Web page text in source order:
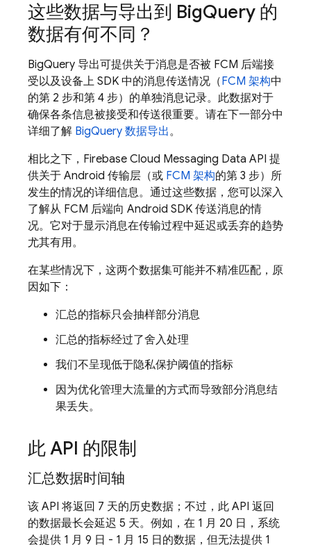
这些数据与导出到 BigQuery 的
数据有何不同？
BigQuery 导出可提供关于消息是否被 FCM 后端接
受以及设备上 SDK 中的消息传送情况（FCM 架构中
的第 2 步和第 4 步）的单独消息记录。此数据对于
确保各条信息被接受和传送很重要。请在下一部分中
详细了解 BigQuery 数据导出。
相比之下，Firebase Cloud Messaging Data API 提
供关于 Android 传输层（或 FCM 架构的第 3 步）所
发生的情况的详细信息。通过这些数据，您可以深入
了解从 FCM 后端向 Android SDK 传送消息的情
况。它对于显示消息在传输过程中延迟或丢弃的趋势
尤其有用。
在某些情况下，这两个数据集可能并不精准匹配，原
因如下：
汇总的指标只会抽样部分消息
汇总的指标经过了舍入处理
我们不呈现低于隐私保护阈值的指标
因为优化管理大流量的方式而导致部分消息结
果丢失。
此 API 的限制
汇总数据时间轴
该 API 将返回 7 天的历史数据；不过，此 API 返回
的数据最长会延迟 5 天。例如，在 1 月 20 日，系统
会提供 1 月 9 日 - 1 月 15 日的数据，但无法提供 1